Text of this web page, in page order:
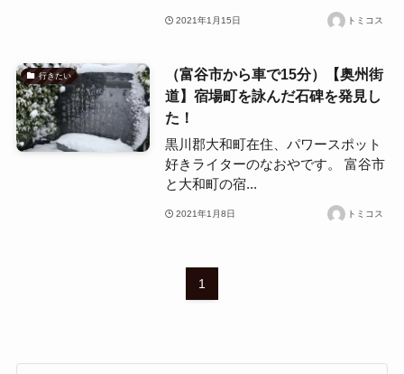
2021年1月15日 トミコス
行きたい
（富谷市から車で15分）【奥州街
道】宿場町を詠んだ石碑を発見し
た！
黒川郡大和町在住、パワースポット
好きライターのなおやです。 富谷市
と大和町の宿...
2021年1月8日 トミコス
1